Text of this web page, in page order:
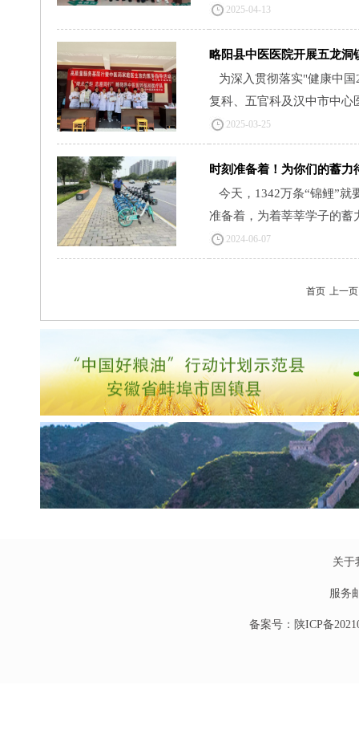
2025-04-13
略阳县中医医院开展五龙洞
为深入贯彻落实"健康中
复科、五官科及汉中市中心
2025-03-25
时刻准备着！为你们的蓄力
今天，1342万条“锦鲤”
准备着，为着莘莘学子的
2024-06-07
首页 上一页
关于
服务
备案号：陕ICP备